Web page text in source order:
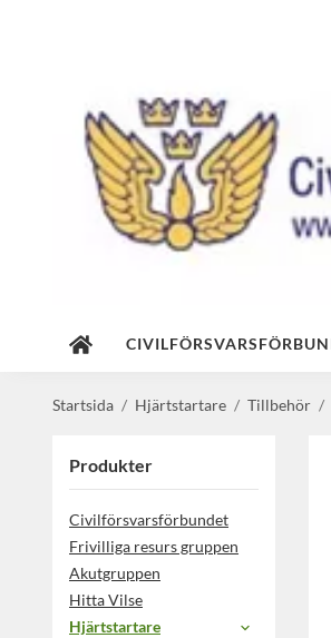
Startsida / Hjärtstartare / Tillbehör /
Produkter
Civilförsvarsförbundet
Frivilliga resurs gruppen
Akutgruppen
Hitta Vilse
Hjärtstartare